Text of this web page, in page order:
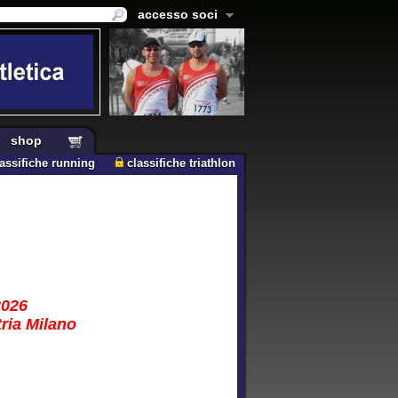
accesso soci
shop
running classifiche triathlon
Milano